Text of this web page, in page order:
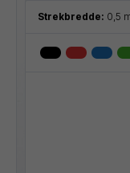
Strekbredde: 0,5